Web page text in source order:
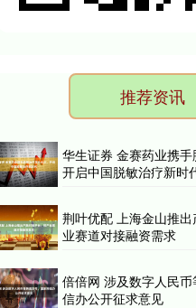
推荐资讯
华生证券 金赛药业携手
开启中国脱敏治疗新时
荆叶优配 上海金山推
业赛道对接融资需求
倍倍网 涉及数字人民
信办公开征求意见